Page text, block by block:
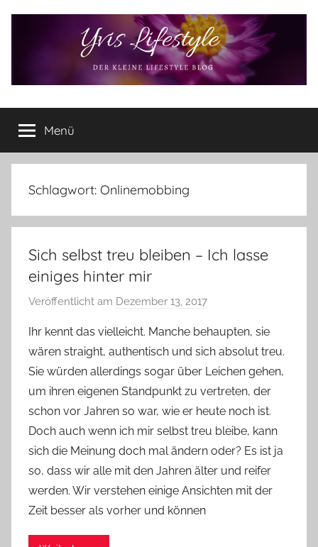
Yvis
Lifestyle
Lifestyle
Blog
–
Lifestyle,
Produkttests
vieles
Menü
Schlagwort: Onlinemobbing
Sich selbst treu bleiben – Ich lasse
einiges hinter mir
Veröffentlicht am Dezember 13, 2017
n
Y
v
o
n
n
e
Ihr kennt das vielleicht. Manche behaupten, sie
wären straight, authentisch und sich absolut treu.
Sie würden allerdings sogar über Leichen gehen,
um ihren eigenen Standpunkt zu vertreten, der
schon vor Jahren so war, wie er heute noch ist.
Doch auch wenn ich mir selbst treu bleibe, kann
sich die Meinung doch mal ändern oder? Es ist ja
so, dass wir alle mit den Jahren älter und reifer
werden. Wir verstehen einige Ansichten mit der
Zeit besser als vorher und können